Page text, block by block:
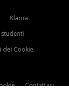
Klarna
dei Cookie
Contattaci